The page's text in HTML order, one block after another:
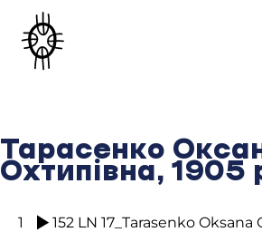
Тарасенко
Охтипівна, 1905
1 152 LN 17_Tarasenko